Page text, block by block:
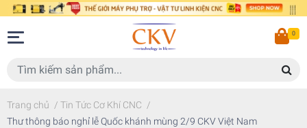
0
Trang chủ / Tin Tức Cơ Khí CNC /
Thư thông báo nghỉ lễ Quốc khánh mùng 2/9 CKV Việt Nam